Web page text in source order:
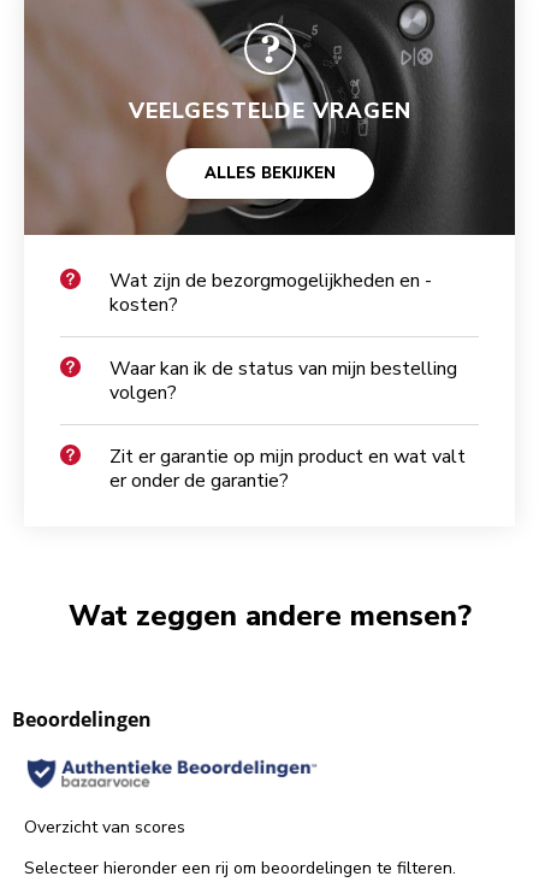
VEELGESTELDE VRAGEN
ALLES BEKIJKEN
Wat zijn de bezorgmogelijkheden en -
kosten?
Waar kan ik de status van mijn bestelling
volgen?
Zit er garantie op mijn product en wat valt
er onder de garantie?
Wat zeggen andere mensen?